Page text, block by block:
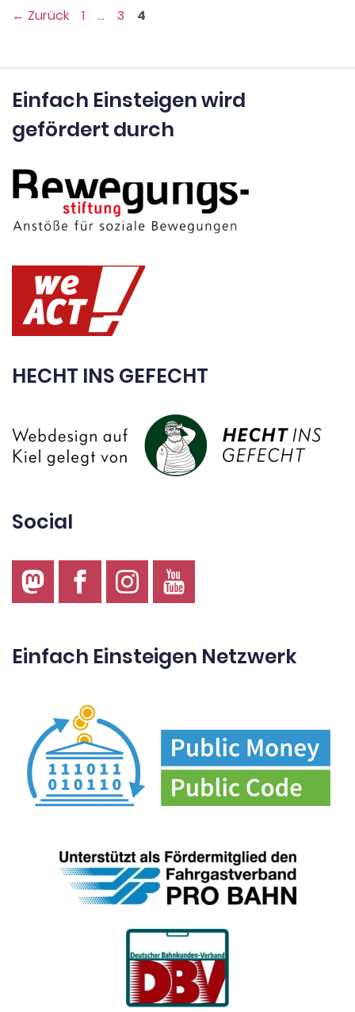
← Zurück Seite
1 … Seite
3 Seite
4
Einfach Einsteigen wird
gefördert durch
HECHT INS GEFECHT
Social
Einfach Einsteigen Netzwerk